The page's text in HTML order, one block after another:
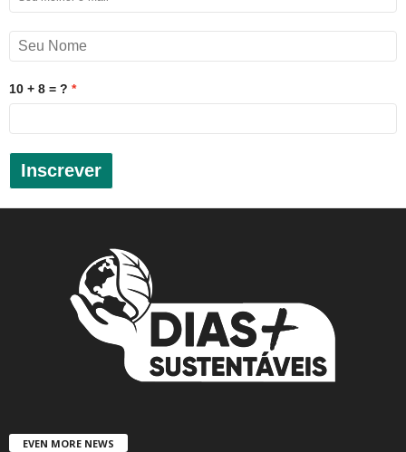
10 + 8 = ?
Inscrever
EVEN MORE NEWS